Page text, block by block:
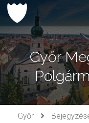
Ugrás
tartalomhoz
Győr
Győr